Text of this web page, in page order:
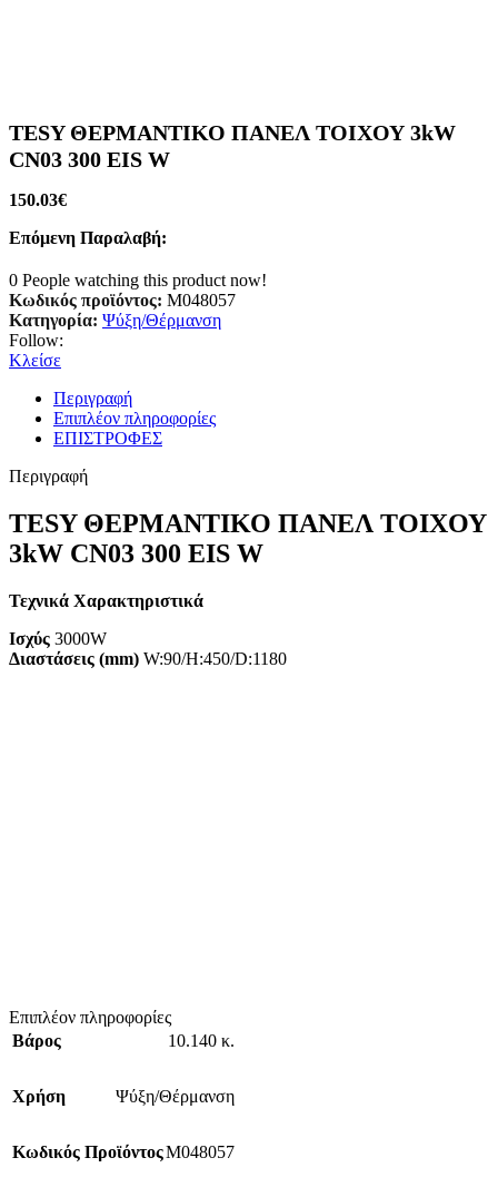
TESY ΘΕΡΜΑΝΤΙΚΟ ΠΑΝΕΛ ΤΟΙΧΟΥ 3kW
CN03 300 EIS W
150.03€
Επόμενη Παραλαβή:
0 People watching this product now!
Κωδικός προϊόντος: M048057
Κατηγορία: Ψύξη/Θέρμανση
Follow:
Κλείσε
Περιγραφή
Επιπλέον πληροφορίες
ΕΠΙΣΤΡΟΦΕΣ
Περιγραφή
TESY ΘΕΡΜΑΝΤΙΚΟ ΠΑΝΕΛ ΤΟΙΧΟΥ
3kW CN03 300 EIS W
Τεχνικά Χαρακτηριστικά
Ισχύς 3000W
Διαστάσεις (mm) W:90/H:450/D:1180
Επιπλέον πληροφορίες
Βάρος
10.140 κ.
Χρήση Ψύξη/Θέρμανση
Κωδικός ΠροϊόντοςM048057